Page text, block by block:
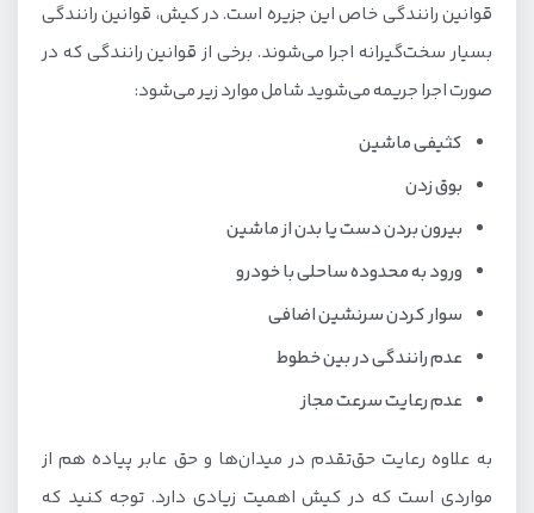
قوانین رانندگی خاص این جزیره است. در کیش، قوانین رانندگی
بسیار سخت‌گیرانه اجرا می‌شوند. برخی از قوانین رانندگی که در
صورت اجرا جریمه می‌شوید شامل موارد زیر می‌شود:
کثیفی ماشین
بوق زدن
بیرون بردن دست یا بدن از ماشین
ورود به محدوده ساحلی با خودرو
سوار کردن سرنشین اضافی
عدم رانندگی در بین خطوط
عدم رعایت سرعت مجاز
به علاوه رعایت حق‌تقدم در میدان‌ها و حق عابر پیاده هم از
مواردی است که در کیش اهمیت زیادی دارد. توجه کنید که